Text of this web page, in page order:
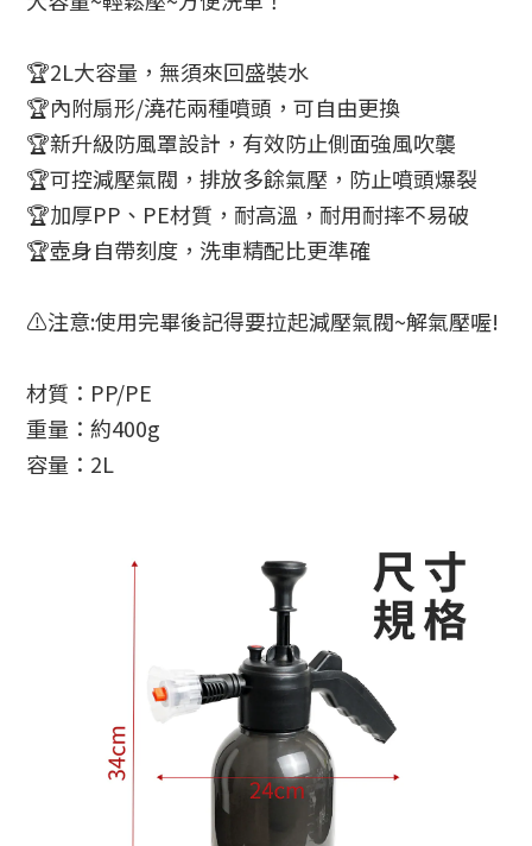
🏆2L大容量，無須來回盛裝水
🏆內附扇形/澆花兩種噴頭，可自由更換
🏆新升級防風罩設計，有效防止側面強風吹襲
🏆可控減壓氣閥，排放多餘氣壓，防止噴頭爆裂
🏆加厚PP、PE材質，耐高溫，耐用耐摔不易破
🏆壺身自帶刻度，洗車精配比更準確
⚠️注意:使用完畢後記得要拉起減壓氣閥~解氣壓喔!
材質：PP/PE
重量：約400g
容量：2L